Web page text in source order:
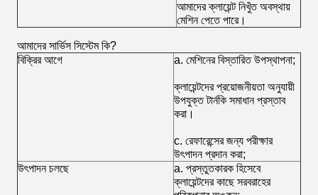
আমাদের ক্লায়েন্ট নিখুঁত অবস্থায়
মেশিন পেতে পারে।
আমাদের সার্ভিস সিস্টেম কি?
বিক্রির আগে
a. মেশিনের বিস্তারিত উপস্থাপনা;
ক্লায়েন্টদের প্রয়োজনীয়তা অনুযায়ী
উপযুক্ত টার্নকি সমাধান প্রস্তাব
করা।
c. রেফারেন্সের জন্য পরীক্ষার
উৎপাদন প্রদান করা;
উৎপাদন চলছে
a. প্রস্তুতকারক হিসেবে
ক্লায়েন্টদের কাছে সরবরাহের